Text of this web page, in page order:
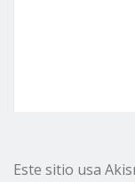
Este sitio usa